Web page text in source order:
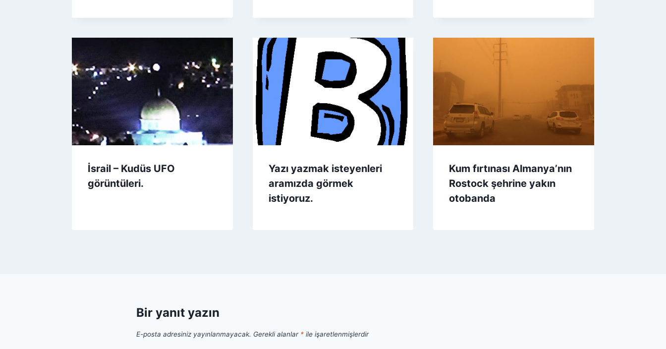
İsrail – Kudüs UFO
görüntüleri.
Yazı yazmak isteyenleri
aramızda görmek
istiyoruz.
Kum fırtınası Almanya’nın
Rostock şehrine yakın
otobanda
Bir yanıt yazın
E-posta adresiniz yayınlanmayacak. Gerekli alanlar * ile işaretlenmişlerdir